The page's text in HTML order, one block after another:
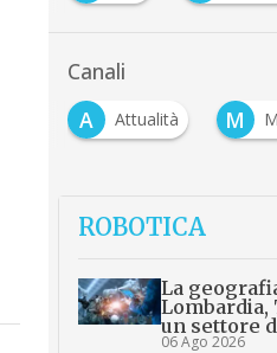
Canali
A
Attualità M
ROBOTICA
La
Lombardia,
un settore
06 Ago 2026